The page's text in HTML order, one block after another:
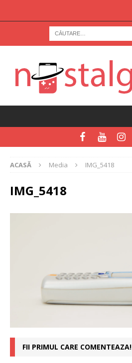
ACASĂ Media IMG_5418
IMG_5418
FII PRIMUL CARE COMENTEAZA!